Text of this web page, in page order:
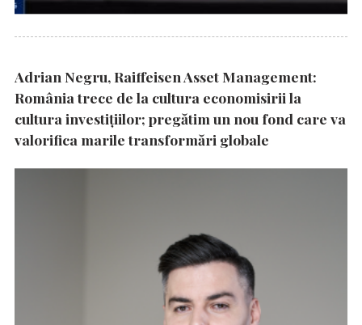
Adrian Negru, Raiffeisen Asset Management:
România trece de la cultura economisirii la
cultura investițiilor; pregătim un nou fond care va
valorifica marile transformări globale